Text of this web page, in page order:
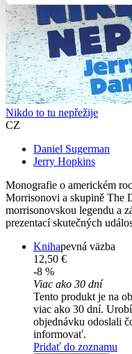
Nikdo to tu nepřežije
CZ
Daniel Sugerman
Jerry Hopkins
Monografie o americkém
Morrisonovi a skupině The
morrisonovskou legendu a
prezentací skutečných
Knihapevná väzba
12,50 €
-8 %
Viac ako 30 dní
Tento produkt je na
viac ako 30 dní.
objednávku odoslali
informovať.
Pridať do zoznamu